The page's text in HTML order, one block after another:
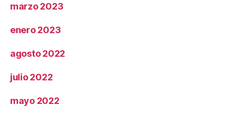
marzo 2023
enero 2023
agosto 2022
julio 2022
mayo 2022